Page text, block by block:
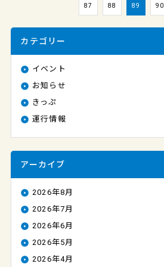
87 88 89 90
カテゴリー
イベント
お知らせ
きっぷ
運行情報
アーカイブ
2026年8月
2026年7月
2026年6月
2026年5月
2026年4月